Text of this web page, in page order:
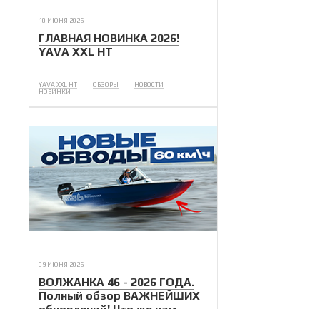
10 ИЮНЯ 2026
ГЛАВНАЯ НОВИНКА 2026!
YAVA XXL HT
YAVA XXL HT ОБЗОРЫ
НОВОСТИ
НОВИНКИ
09 ИЮНЯ 2026
ВОЛЖАНКА 46 - 2026 ГОДА.
Полный обзор ВАЖНЕЙШИХ